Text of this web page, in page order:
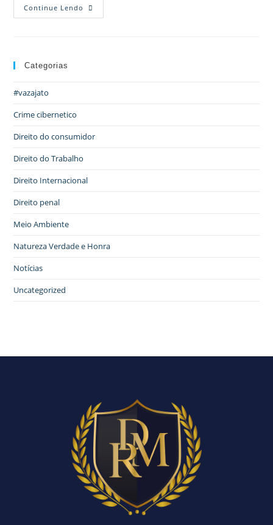
Continue Lendo
Categorias
#vazajato
Crime cibernetico
Direito do consumidor
Direito do Trabalho
Direito Internacional
Direito penal
Meio Ambiente
Natureza Verdade e Honra
Notícias
Uncategorized